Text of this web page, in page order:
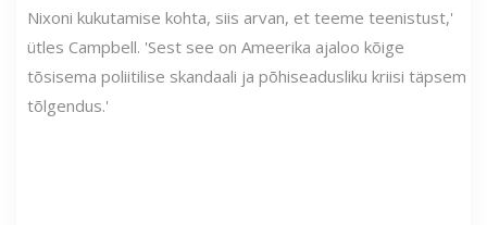
Nixoni kukutamise kohta, siis arvan, et teeme teenistust,'
ütles Campbell. 'Sest see on Ameerika ajaloo kõige
tõsisema poliitilise skandaali ja põhiseadusliku kriisi täpsem
tõlgendus.'